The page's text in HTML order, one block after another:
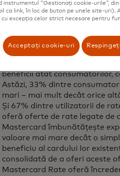
contează:
Pe măsură ce consumatorii
cererea crește așteptările
beneficii atât consumatorilor,
Astăzi, 33% dintre
mari – mai mult decât orice
Și 67% dintre utilizatorii de
oferă oferte de rate legate de
Mastercard îmbunătățește
valoare mai mare decât o
beneficiu al cardului lor
consolidată de a oferi aceste
Mastercard Rate oferă
instrumentul "Gestionați cookie-urile",
ca link, în loc de buton pe unele site-uri).
excepția celor strict necesare pentru
Acceptați cookie-uri